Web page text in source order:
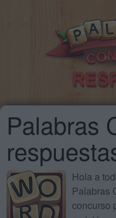
Palabras
Hola a
Palabras
concurso